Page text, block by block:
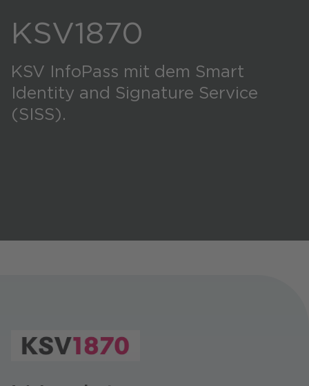
IT-Themen
Karriere
Romania (Română)
Global (English)
KSV1870
KSV InfoPass mit dem Smart
Identity and Signature Service
(SISS).